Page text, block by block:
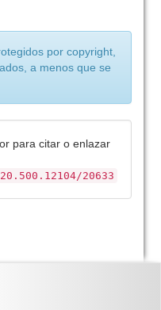
por copyright,
a menos que se
para citar o enlazar
20633